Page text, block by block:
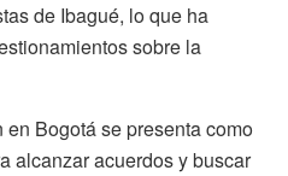
de Ibagué, lo que ha
sobre la
Bogotá se presenta como
alcanzar acuerdos y buscar